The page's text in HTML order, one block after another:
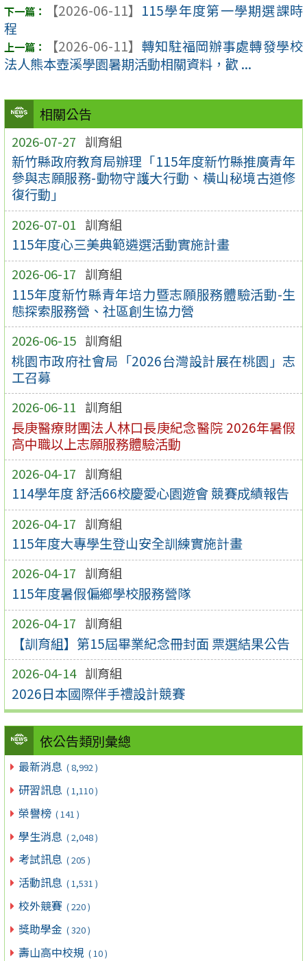
相關公告
2026-07-27 訓育組
新竹縣政府教育局辦理「115年度新竹縣推廣青年
參與志願服務-動物守護大行動、橫山秘境古道修
復行動」
2026-07-01 訓育組
115年度心三美典範遴選活動實施計畫
2026-06-17 訓育組
115年度新竹縣青年培力暨志願服務體驗活動-生
態探索服務營、社區創生協力營
2026-06-15 訓育組
桃園市政府社會局「2026台灣設計展在桃園」志
工召募
2026-06-11 訓育組
長庚醫療財團法人林口長庚紀念醫院 2026年暑假
高中職以上志願服務體驗活動
2026-04-17 訓育組
114學年度 舒活66校慶愛心園遊會 競賽成績報告
2026-04-17 訓育組
115年度大專學生登山安全訓練實施計畫
2026-04-17 訓育組
115年度暑假偏鄉學校服務營隊
2026-04-17 訓育組
【訓育組】第15屆畢業紀念冊封面 票選結果公告
2026-04-14 訓育組
2026日本國際伴手禮設計競賽
依公告類別彙總
最新消息 ( 8,992 )
研習訊息 ( 1,110 )
榮譽榜 ( 141 )
學生消息 ( 2,048 )
考試訊息 ( 205 )
活動訊息 ( 1,531 )
校外競賽 ( 220 )
獎助學金 ( 320 )
壽山高中校規 ( 10 )
【2026-06-11】 115學年度第一學期選課時
程
【2026-06-11】 轉知駐福岡辦事處轉發學校
法人熊本壺溪學園暑期活動相關資料，歡 ...